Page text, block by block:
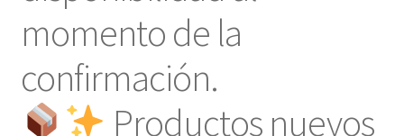
momento de la
confirmación.
Productos nuevos